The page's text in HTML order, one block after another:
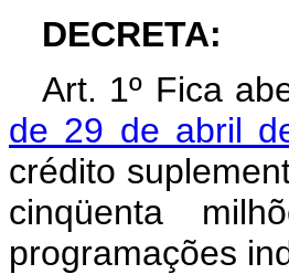
DECRETA:
Art. 1º Fica
de 29 de abril
crédito
cinqüenta
programações